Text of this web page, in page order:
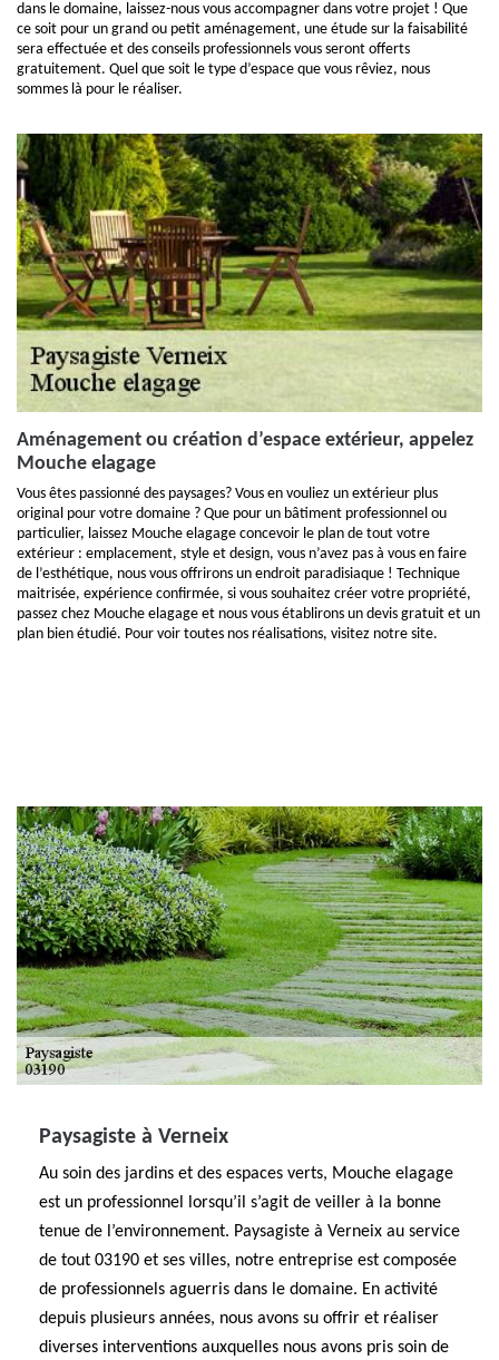
dans le domaine, laissez-nous vous accompagner dans votre projet ! Que
ce soit pour un grand ou petit aménagement, une étude sur la faisabilité
sera effectuée et des conseils professionnels vous seront offerts
gratuitement. Quel que soit le type d’espace que vous rêviez, nous
sommes là pour le réaliser.
Aménagement ou création d’espace extérieur, appelez
Mouche elagage
Vous êtes passionné des paysages? Vous en vouliez un extérieur plus
original pour votre domaine ? Que pour un bâtiment professionnel ou
particulier, laissez Mouche elagage concevoir le plan de tout votre
extérieur : emplacement, style et design, vous n’avez pas à vous en faire
de l’esthétique, nous vous offrirons un endroit paradisiaque ! Technique
maitrisée, expérience confirmée, si vous souhaitez créer votre propriété,
passez chez Mouche elagage et nous vous établirons un devis gratuit et un
plan bien étudié. Pour voir toutes nos réalisations, visitez notre site.
Paysagiste à Verneix
Au soin des jardins et des espaces verts, Mouche elagage
est un professionnel lorsqu’il s’agit de veiller à la bonne
tenue de l’environnement. Paysagiste à Verneix au service
de tout 03190 et ses villes, notre entreprise est composée
de professionnels aguerris dans le domaine. En activité
depuis plusieurs années, nous avons su offrir et réaliser
diverses interventions auxquelles nous avons pris soin de